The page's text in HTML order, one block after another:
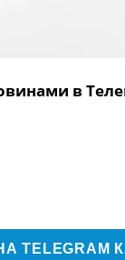
в
TELEGRAM